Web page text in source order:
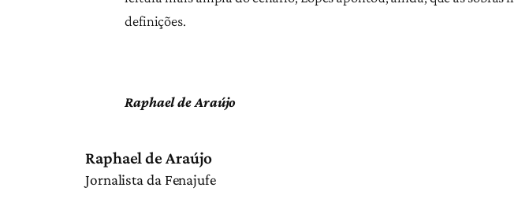
definições.
Raphael de Araújo
Raphael de Araújo
Jornalista da Fenajufe